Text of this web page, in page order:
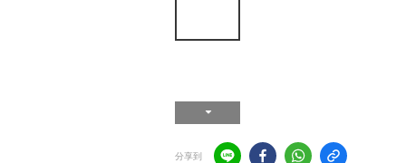
分享到